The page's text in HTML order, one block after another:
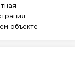
объекте